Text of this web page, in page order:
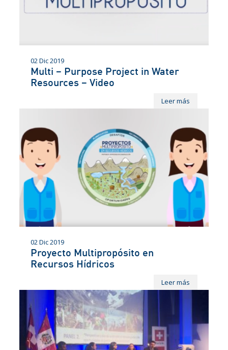
02 Dic 2019
Multi – Purpose Project in Water
Resources – Video
Leer más
02 Dic 2019
Proyecto Multipropósito en
Recursos Hídricos
Leer más